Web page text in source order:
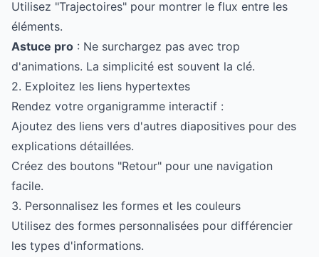
Utilisez "Trajectoires" pour montrer le flux entre les
éléments.
Astuce pro : Ne surchargez pas avec trop
d'animations. La simplicité est souvent la clé.
2. Exploitez les liens hypertextes
Rendez votre organigramme interactif :
Ajoutez des liens vers d'autres diapositives pour des
explications détaillées.
Créez des boutons "Retour" pour une navigation
facile.
3. Personnalisez les formes et les couleurs
Utilisez des formes personnalisées pour différencier
les types d'informations.